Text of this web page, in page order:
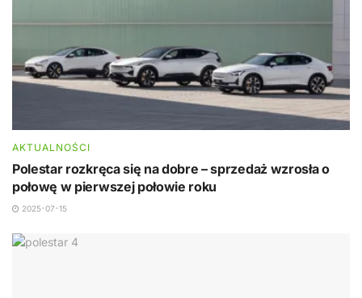
AKTUALNOŚCI
Polestar rozkręca się na dobre – sprzedaż wzrosła o
połowę w pierwszej połowie roku
2025-07-15